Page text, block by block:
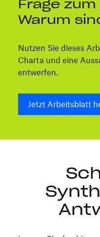
Frage
Warum
Nutzen Sie dieses
Charta und eine
entwerfen.
Jetzt Arbeitsblatt